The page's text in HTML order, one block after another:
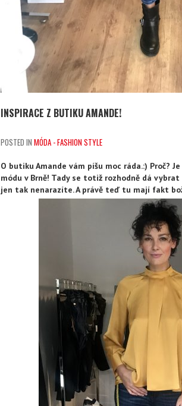
INSPIRACE Z BUTIKU AMANDE!
POSTED IN MÓDA - FASHION STYLE
O butiku Amande vám píšu moc ráda.:) Proč?
módu v Brně! Tady se totiž rozhodně dá
jen tak nenarazíte. A právě teď tu mají fakt